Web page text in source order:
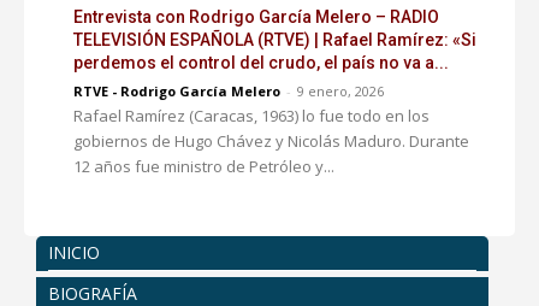
Entrevista con Rodrigo García Melero – RADIO
TELEVISIÓN ESPAÑOLA (RTVE) | Rafael Ramírez: «Si
perdemos el control del crudo, el país no va a...
RTVE - Rodrigo García Melero - 9 enero, 2026
Rafael Ramírez (Caracas, 1963) lo fue todo en los
gobiernos de Hugo Chávez y Nicolás Maduro. Durante
12 años fue ministro de Petróleo y...
INICIO
BIOGRAFÍA